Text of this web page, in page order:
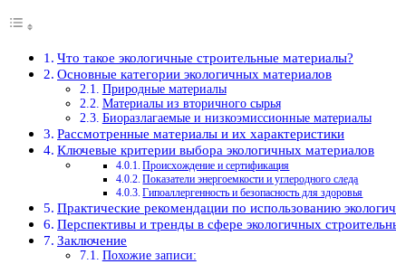
Что такое экологичные строительные материалы?
Основные категории экологичных материалов
Природные материалы
Материалы из вторичного сырья
Биоразлагаемые и низкоэмиссионные материалы
Рассмотренные материалы и их характеристики
Ключевые критерии выбора экологичных материалов
Происхождение и сертификация
Показатели энергоемкости и углеродного следа
Гипоаллергенность и безопасность для здоровья
Практические рекомендации по использованию
Перспективы и тренды в сфере экологичных
Заключение
Похожие записи: